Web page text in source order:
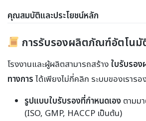
คุณสมบัติและประโยชน์หลัก
การรับรองผลิตภัณฑ์อัตโนมั
โรงงานและผู้ผลิตสามารถสร้าง ใบรับรอ
ทางการ ได้เพียงไม่กี่คลิก ระบบของเรารอ
รูปแบบใบรับรองที่กำหนดเองตามม
(ISO, GMP, HACCP เป็นต้น)